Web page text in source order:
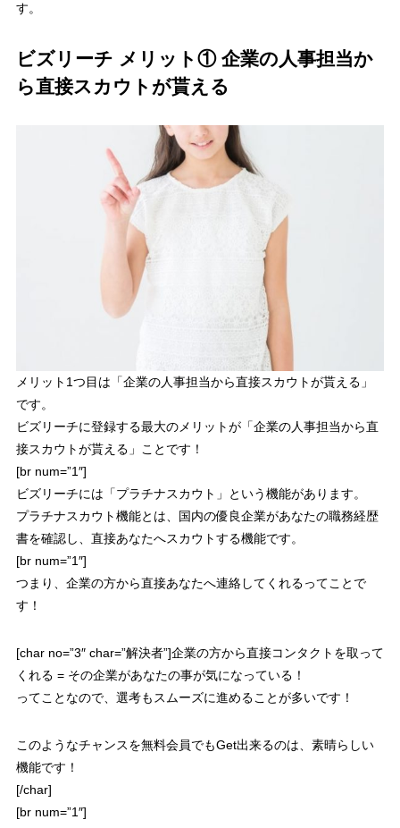
す。
ビズリーチ メリット① 企業の人事担当か
ら直接スカウトが貰える
メリット1つ目は「企業の人事担当から直接スカウトが貰える 」
です。
ビズリーチに登録する最大のメリットが「企業の人事担当から直
接スカウトが貰える 」ことです！
[br num=”1″]
ビズリーチには「プラチナスカウト 」という機能があります。
プラチナスカウト機能とは、国内の優良企業があなたの職務経歴
書を確認し、直接あなたへスカウトする機能です。
[br num=”1″]
つまり、企業の方から直接あなたへ連絡してくれるってことで
す！
[char no=”3″ char=”解決者”]企業の方から直接コンタクトを取って
くれる = その企業があなたの事が気になっている！
ってことなので、選考もスムーズに進めることが多いです！
このようなチャンスを無料会員でもGet出来るのは、素晴らしい
機能です！
[/char]
[br num=”1″]